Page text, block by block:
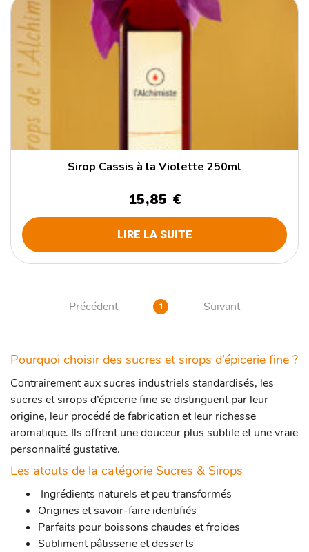
Sirop Cassis à la Violette 250ml
15,85 €
LIRE LA SUITE
Précédent 1 Suivant
Pourquoi choisir des sucres et sirops d’épicerie fine ?
Contrairement aux sucres industriels standardisés, les
sucres et sirops d’épicerie fine se distinguent par leur
origine, leur procédé de fabrication et leur richesse
aromatique. Ils offrent une douceur plus subtile et une vraie
personnalité gustative.
Les atouts de la catégorie Sucres & Sirops
Ingrédients naturels et peu transformés
Origines et savoir-faire identifiés
Parfaits pour boissons chaudes et froides
Subliment pâtisserie et desserts